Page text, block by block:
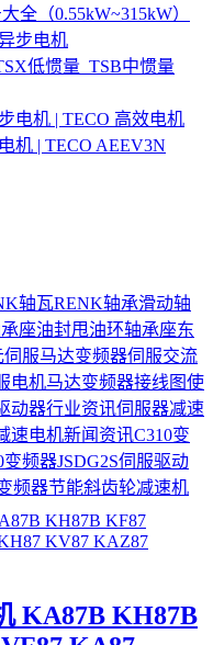
全（0.55kW~315kW）
步电机
低惯量_TSB中惯量
电机 | TECO 高效电机
机 | TECO AEEV3N
轴瓦RENK轴承滑动轴
座油封甩油环轴承座东
伺服马达变频器伺服交流
电机马达变频器接线图使
动器行业资讯伺服器减速
速电机新闻资讯C310变
变频器JSDG2S伺服驱动
频器节能斜齿轮减速机
KA87B KH87B